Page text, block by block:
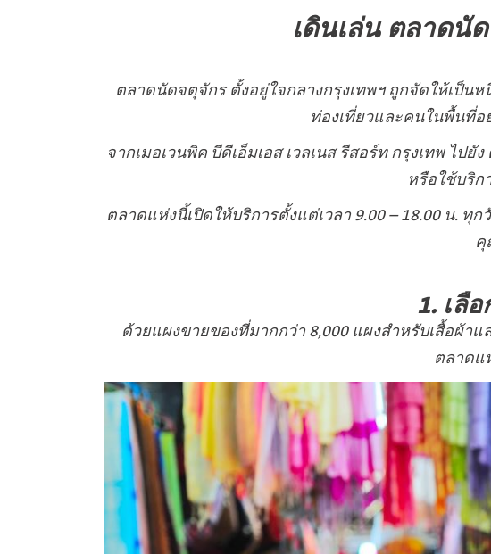
เดินเล่น ตลาดนั
ตลาดนัดจตุจักร ตั้งอยู่ใจกลางกรุงเทพฯ ถูกจัดให้เป็น
ท่องเที่ยวและคนในพื้นที่อ
จากเมอเวนพิค บีดีเอ็มเอส เวลเนส รีสอร์ท กรุงเทพ ไ
หรือใช้บริก
ตลาดแห่งนี้เปิดให้บริการตั้งแต่เวลา 9.00 – 18.00 น.
คุ
1. เลื
ด้วยแผงขายของที่มากกว่า 8,000 แผงสำหรับเสื้อผ้า
ตลาดแ